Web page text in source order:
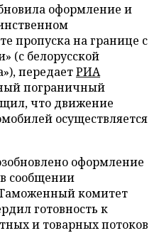
оформление и
пропуска на границе с
(с белорусской
передаетРИА
пограничный
что движение
осуществляется
оформление
в сообщении
Таможенный комитет
готовность к
и товарных потоков